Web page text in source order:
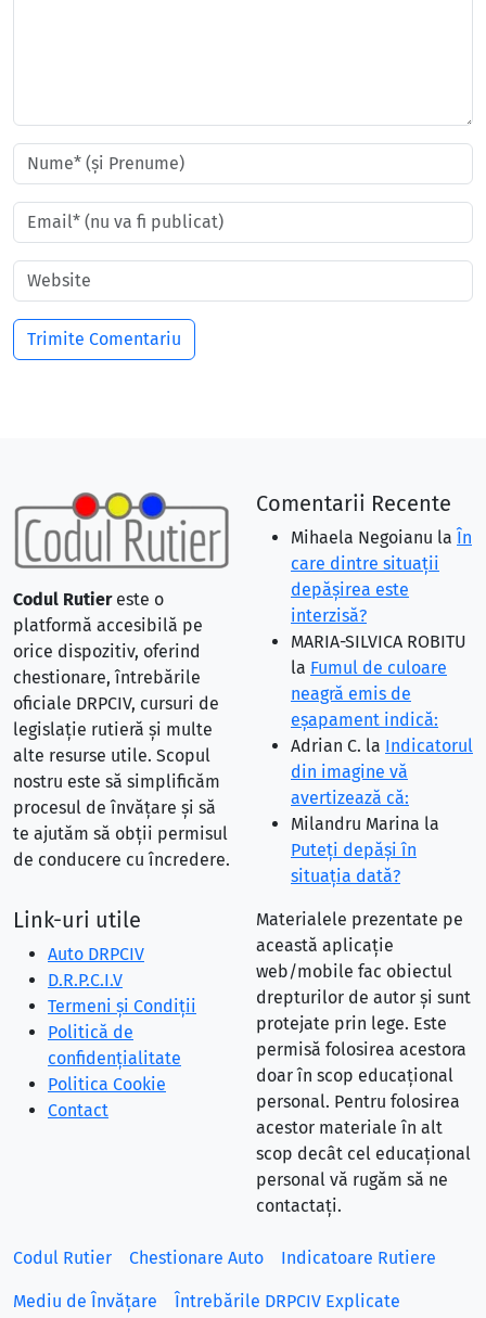
Codul Rutiereste o
platformă accesibilă pe
orice dispozitiv, oferind
chestionare, întrebările
oficiale DRPCIV, cursuri de
legislație rutieră și multe
alte resurse utile. Scopul
nostru este să simplificăm
procesul de învățare și să
te ajutăm să obții permisul
de conducere cu încredere.
Comentarii Recente
Mihaela Negoianu la În
care dintre situaţii
depăşirea este
interzisă?
MARIA-SILVICA ROBITU
la Fumul de culoare
neagră emis de
eşapament indică:
Adrian C. la Indicatorul
din imagine vă
avertizează că:
Milandru Marina la
Puteţi depăşi în
situaţia dată?
Link-uri utile
Auto DRPCIV
D.R.P.C.I.V
Termeni și Condiții
Politică de
confidențialitate
Politica Cookie
Contact
Materialele prezentate pe
această aplicație
web/mobile fac obiectul
drepturilor de autor și sunt
protejate prin lege. Este
permisă folosirea acestora
doar în scop educațional
personal. Pentru folosirea
acestor materiale în alt
scop decât cel educațional
personal vă rugăm să ne
contactați.
Codul Rutier Chestionare Auto Indicatoare Rutiere
Mediu de Învățare Întrebările DRPCIV Explicate